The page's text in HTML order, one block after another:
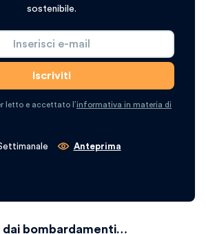
sostenibile.
letto e accettato l’informativa in materia di
Anteprima
bombardamenti…